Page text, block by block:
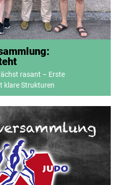
rasant – Erste
klare Strukturen